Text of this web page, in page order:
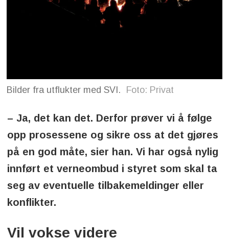
Bilder fra utflukter med SVI. Foto: Privat
– Ja, det kan det. Derfor prøver vi å følge
opp prosessene og sikre oss at det gjøres
på en god måte, sier han. Vi har også nylig
innført et verneombud i styret som skal ta
seg av eventuelle tilbakemeldinger eller
konflikter.
Vil vokse videre